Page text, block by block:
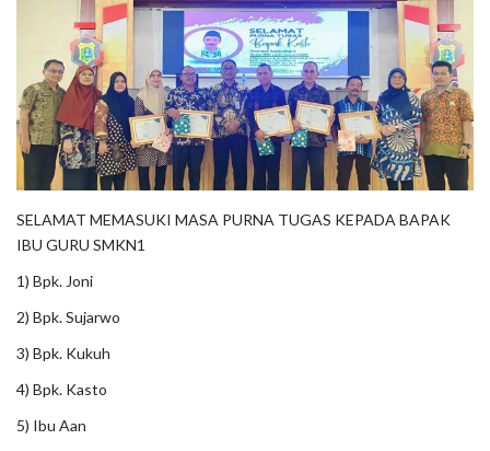
SELAMAT MEMASUKI MASA PURNA TUGAS KEPADA BAPAK
IBU GURU SMKN1
1) Bpk. Joni
2) Bpk. Sujarwo
3) Bpk. Kukuh
4) Bpk. Kasto
5) Ibu Aan